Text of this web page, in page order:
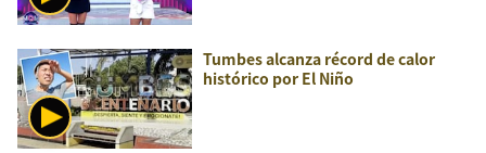
Tumbes alcanza récord de calor
histórico por El Niño